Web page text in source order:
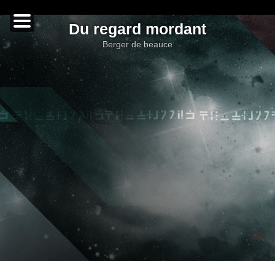
Du regard mordant
berger de beauce